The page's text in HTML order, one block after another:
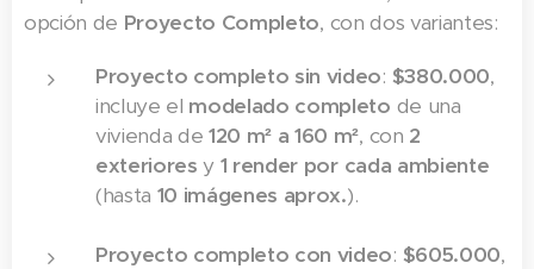
opción de Proyecto Completo, con dos variantes:
Proyecto completo sin video: $380.000,
incluye el modelado completo de una
vivienda de120 m² a 160 m², con 2
exteriores y 1 render por cada ambiente
(hasta 10 imágenes aprox.).
Proyecto completo con video: $605.000,